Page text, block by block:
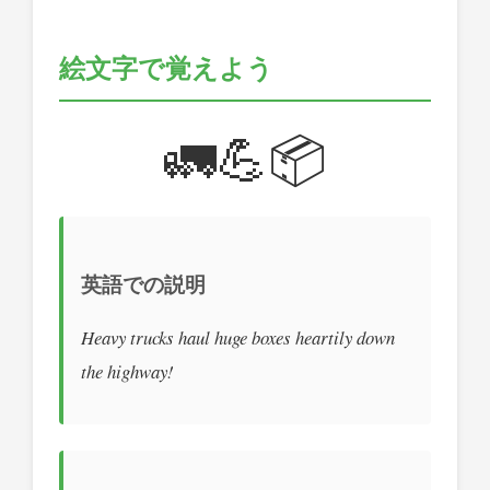
絵文字で覚えよう
🚛💪📦
英語での説明
Heavy trucks haul huge boxes heartily down
the highway!